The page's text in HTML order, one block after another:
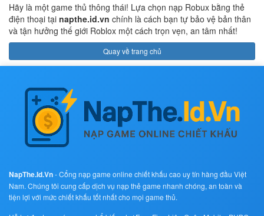
Hãy là một game thủ thông thái! Lựa chọn nạp Robux bằng thẻ
điện thoại tại napthe.id.vn chính là cách bạn tự bảo vệ bản thân
và tận hưởng thế giới Roblox một cách trọn vẹn, an tâm nhất!
Quay về trang chủ
NapThe.Id.Vn- Cổng nạp game online chiết khấu cao uy tín hàng đầu Việt
Nam. Chúng tôi cung cấp dịch vụ nạp thẻ game nhanh chóng, an toàn và
tiện lợi với mức chiết khấu tốt nhất cho mọi game thủ.